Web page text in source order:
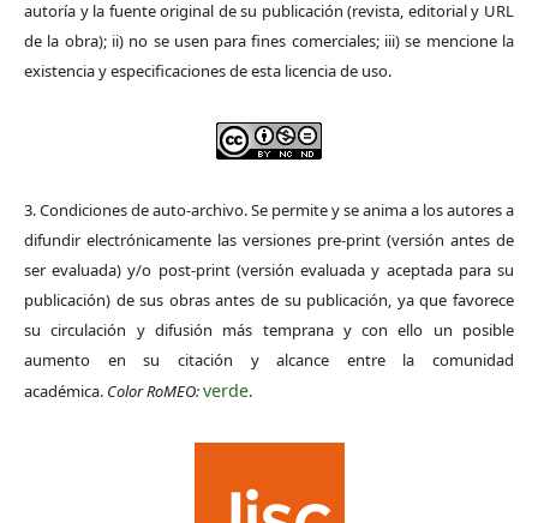
autoría y la fuente original de su publicación (revista, editorial y URL
de la obra); ii) no se usen para fines comerciales; iii) se mencione la
existencia y especificaciones de esta licencia de uso.
3. Condiciones de auto-archivo. Se permite y se anima a los autores a
difundir electrónicamente las versiones pre-print (versión antes de
ser evaluada) y/o post-print (versión evaluada y aceptada para su
publicación) de sus obras antes de su publicación, ya que favorece
su circulación y difusión más temprana y con ello un posible
aumento en su citación y alcance entre la comunidad
académica. Color RoMEO:verde.